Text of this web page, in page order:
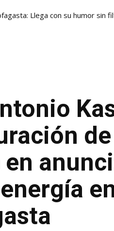
Llega con su humor sin
9 de 11 jugueterías